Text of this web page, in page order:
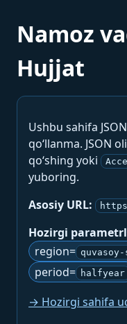
Namoz
Hujjat
Ushbu sahifa
qo‘llanma. JSON
qo‘shing yoki
yuboring.
Asosiy URL:
Hozirgi
region=
period= halfyear
→ Hozirgi sahifa